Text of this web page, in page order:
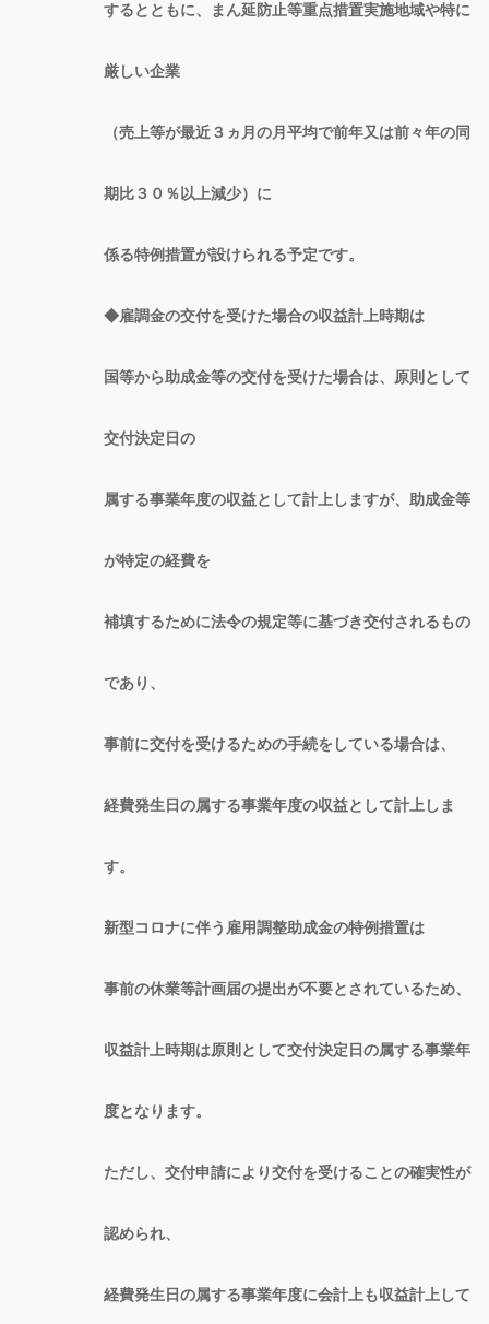
するとともに、まん延防止等重点措置実施地域や特に
厳しい企業
（売上等が最近３ヵ月の月平均で前年又は前々年の同
期比３０％以上減少）に
係る特例措置が設けられる予定です。
◆雇調金の交付を受けた場合の収益計上時期は
国等から助成金等の交付を受けた場合は、原則として
交付決定日の
属する事業年度の収益として計上しますが、助成金等
が特定の経費を
補填するために法令の規定等に基づき交付されるもの
であり、
事前に交付を受けるための手続をしている場合は、
経費発生日の属する事業年度の収益として計上しま
す。
新型コロナに伴う雇用調整助成金の特例措置は
事前の休業等計画届の提出が不要とされているため、
収益計上時期は原則として交付決定日の属する事業年
度となります。
ただし、交付申請により交付を受けることの確実性が
認められ、
経費発生日の属する事業年度に会計上も収益計上して